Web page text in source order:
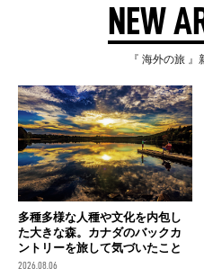
NEW
『 海外の旅
多種多様な人種や文化を内包し
た大きな森。カナダのバックカ
ントリーを旅して気づいたこと
2026.08.06